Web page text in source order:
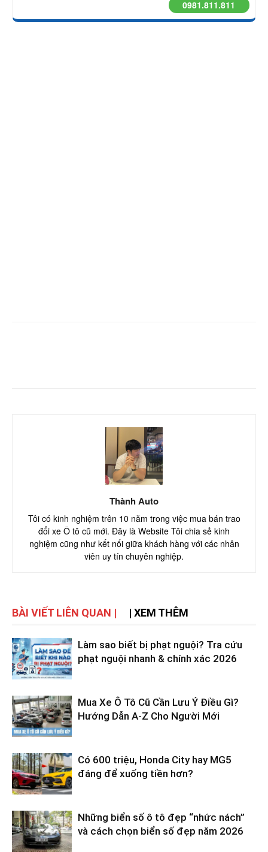
0981.811.811
Thành Auto
Tôi có kinh nghiệm trên 10 năm trong việc mua bán trao
đổi xe Ô tô cũ mới. Đây là Website Tôi chia sẻ kinh
nghiệm cũng như kết nối giữa khách hàng với các nhân
viên uy tín chuyên nghiệp.
BÀI VIẾT LIÊN QUAN | | XEM THÊM
Làm sao biết bị phạt nguội? Tra cứu
phạt nguội nhanh & chính xác 2026
Mua Xe Ô Tô Cũ Cần Lưu Ý Điều Gì?
Hướng Dẫn A-Z Cho Người Mới
Có 600 triệu, Honda City hay MG5
đáng để xuống tiền hơn?
Những biển số ô tô đẹp “nhức nách”
và cách chọn biển số đẹp năm 2026